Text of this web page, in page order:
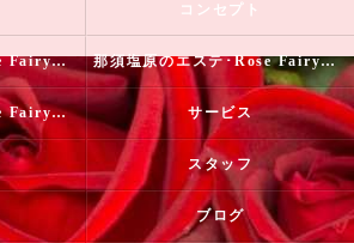
コンセプト
那須塩原のエステ･Rose Fairyの口コミ情報 那須塩原のエステ･Rose Fairyの評判
那須塩原のエステ･Rose Fairyのお客様の声 サービス
スタッフ
ブログ